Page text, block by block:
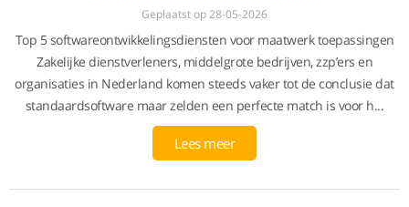
Geplaatst op 28-05-2026
Top 5 softwareontwikkelingsdiensten voor maatwerk toepassingen
Zakelijke dienstverleners, middelgrote bedrijven, zzp’ers en
organisaties in Nederland komen steeds vaker tot de conclusie dat
standaardsoftware maar zelden een perfecte match is voor h...
Lees meer